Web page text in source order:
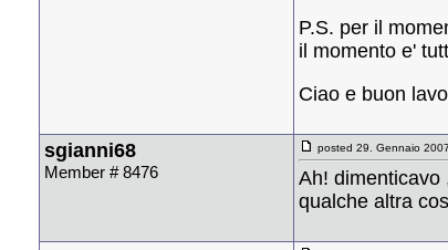
P.S. per il
il momento e'
Ciao e buon
sgianni68
Member # 8476
posted 29. Gennaio
Ah! dimenticavo
qualche altra